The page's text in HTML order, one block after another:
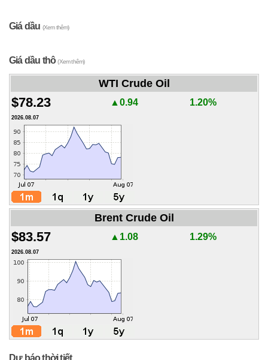
Giá dầu (Xem thêm)
Giá dầu thô(Xem thêm)
WTI Crude Oil
$78.23 ▲0.94 1.20%
2026.08.07
Brent Crude Oil
$83.57 ▲1.08 1.29%
2026.08.07
Dự báo thời tiết